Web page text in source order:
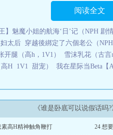
阅读全文
】魅魔小姐的航海‘日’记（NPH 剧情
太后 穿越後綁定了六個老公（NPH
开腿（高h，1V1） 雪沫乳花（古言
H 1V1 甜宠） 我在星际当Beta【
《谁是卧底可以说假话吗
素高H精神触角鞭打 24 想